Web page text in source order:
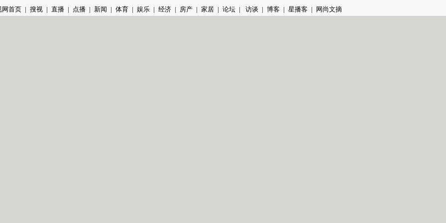
网首页 | 搜视 | 直播 | 点播 | 新闻 | 体育 | 娱乐 | 经济 | 房产 | 家居 | 论坛 | 访谈 | 博客 | 星播客 | 网尚文摘